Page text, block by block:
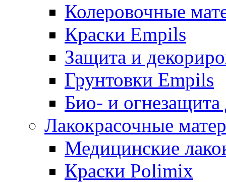
Колеровочные
Краски Empils
Защита и
Грунтовки Empils
Био- и
Лакокрасочные
Медицинские
Краски Polimix